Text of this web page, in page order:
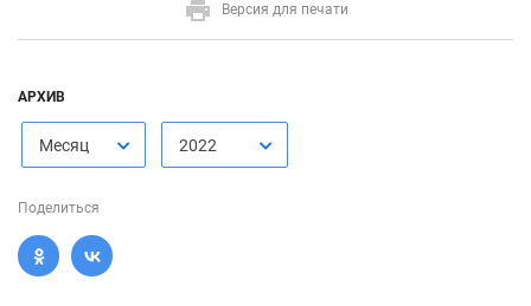
Версия для печати
АРХИВ
Месяц 2022
Поделиться